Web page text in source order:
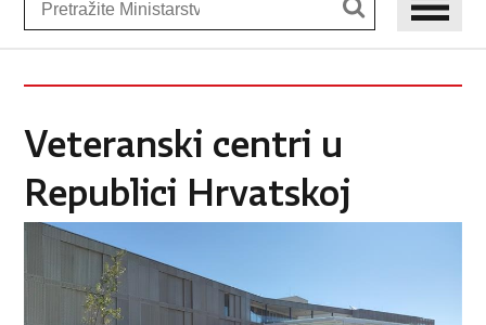
Veteranski centri u
Republici Hrvatskoj